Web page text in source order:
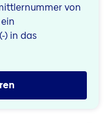
von
) in das